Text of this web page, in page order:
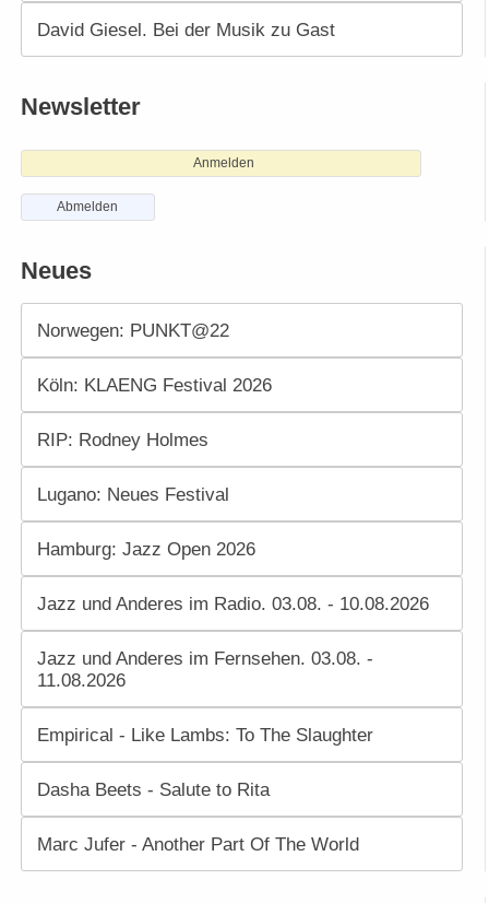
David Giesel. Bei der Musik zu Gast
Newsletter
Anmelden
Abmelden
Neues
Norwegen: PUNKT@22
Köln: KLAENG Festival 2026
RIP: Rodney Holmes
Lugano: Neues Festival
Hamburg: Jazz Open 2026
Jazz und Anderes im Radio. 03.08. - 10.08.2026
Jazz und Anderes im Fernsehen. 03.08. -
11.08.2026
Empirical - Like Lambs: To The Slaughter
Dasha Beets - Salute to Rita
Marc Jufer - Another Part Of The World